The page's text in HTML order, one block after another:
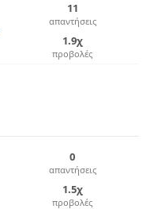
11
απαντήσεις
1.9χ
προβολές
0
απαντήσεις
1.5χ
προβολές